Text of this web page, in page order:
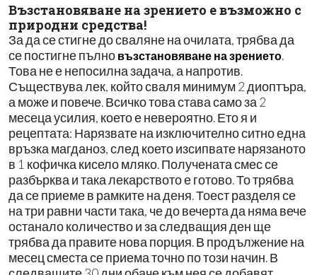
Възстановяване на зрението е възможно с
природни средства!
За да се стигне до сваляне на очилата, трябва да
се постигне пълно възстановяване на зрението.
Това не е непосилна задача, а напротив.
Съществува лек, който сваля минимум 2 диоптъра,
а може и повече. Всичко това става само за 2
месеца усилия, което е невероятно. Ето я и
рецептата: Нарязвате на изключително ситно една
връзка магданоз, след което изсипвате нарязаното
в 1 кофичка кисело мляко. Получената смес се
разбърква и така лекарството е готово. То трябва
да се приеме в рамките на деня. Тоест разделя се
на три равни части така, че до вечерта да няма вече
останало количество и за следващия ден ще
трябва да правите нова порция. В продължение на
месец сместа се приема точно по този начин. В